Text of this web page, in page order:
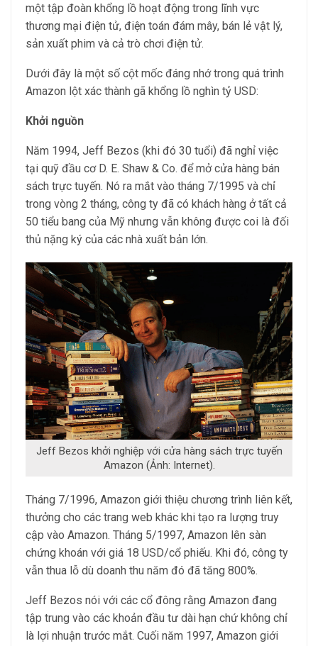
một tập đoàn khổng lồ hoạt động trong lĩnh vực
thương mại điện tử, điện toán đám mây, bán lẻ vật lý,
sản xuất phim và cả trò chơi điện tử.
Dưới đây là một số cột mốc đáng nhớ trong quá trình
Amazon lột xác thành gã khổng lồ nghìn tỷ USD:
Khởi nguồn
Năm 1994, Jeff Bezos (khi đó 30 tuổi) đã nghỉ việc
tại quỹ đầu cơ D. E. Shaw & Co. để mở cửa hàng bán
sách trực tuyến. Nó ra mắt vào tháng 7/1995 và chỉ
trong vòng 2 tháng, công ty đã có khách hàng ở tất cả
50 tiểu bang của Mỹ nhưng vẫn không được coi là đối
thủ nặng ký của các nhà xuất bản lớn.
Jeff Bezos khởi nghiệp với cửa hàng sách trực tuyến
Amazon (Ảnh: Internet).
Tháng 7/1996, Amazon giới thiệu chương trình liên kết,
thưởng cho các trang web khác khi tạo ra lượng truy
cập vào Amazon. Tháng 5/1997, Amazon lên sàn
chứng khoán với giá 18 USD/cổ phiếu. Khi đó, công ty
vẫn thua lỗ dù doanh thu năm đó đã tăng 800%.
Jeff Bezos nói với các cổ đông rằng Amazon đang
tập trung vào các khoản đầu tư dài hạn chứ không chỉ
là lợi nhuận trước mắt. Cuối năm 1997, Amazon giới